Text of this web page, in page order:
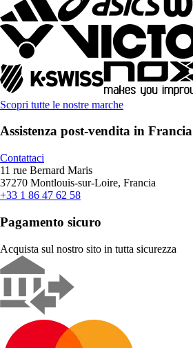
Scopri tutte le nostre marche
Assistenza post-vendita in Francia
Contattaci
11 rue Bernard Maris
37270 Montlouis-sur-Loire, Francia
+33 1 86 47 62 58
Pagamento sicuro
Acquista sul nostro sito in tutta sicurezza